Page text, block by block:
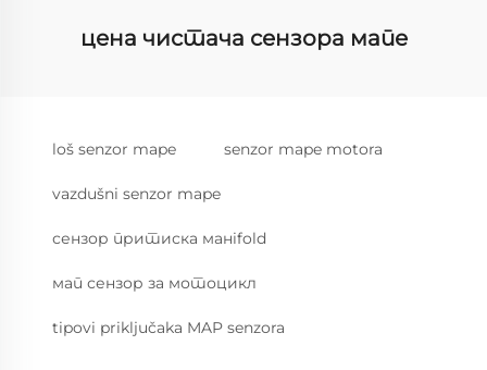
цена чистача сензора мапе
loš senzor mape senzor mape motora
vazdušni senzor mape
сензор притиска манifold
мап сензор за мотоцикл
tipovi priključaka MAP senzora